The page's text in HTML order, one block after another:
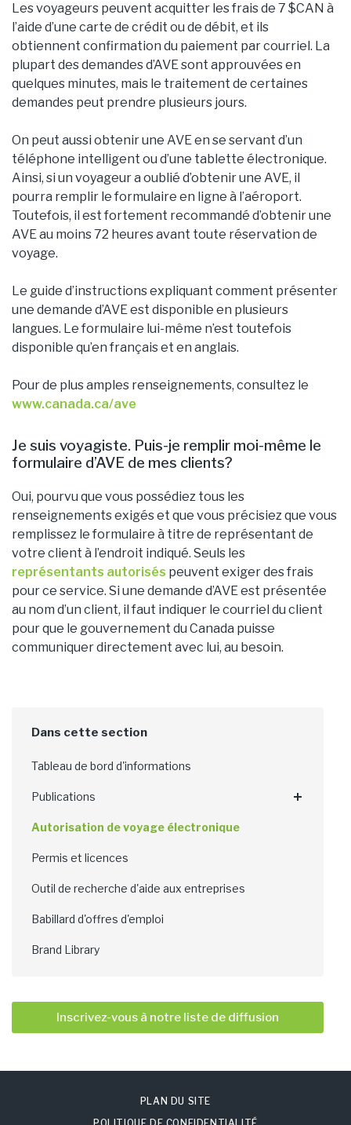
Les voyageurs peuvent acquitter les frais de 7 $CAN à
l’aide d’une carte de crédit ou de débit, et ils
obtiennent confirmation du paiement par courriel. La
plupart des demandes d’AVE sont approuvées en
quelques minutes, mais le traitement de certaines
demandes peut prendre plusieurs jours.
On peut aussi obtenir une AVE en se servant d’un
téléphone intelligent ou d’une tablette électronique.
Ainsi, si un voyageur a oublié d’obtenir une AVE, il
pourra remplir le formulaire en ligne à l’aéroport.
Toutefois, il est fortement recommandé d’obtenir une
AVE au moins 72 heures avant toute réservation de
voyage.
Le guide d’instructions expliquant comment présenter
une demande d’AVE est disponible en plusieurs
langues. Le formulaire lui-même n’est toutefois
disponible qu’en français et en anglais.
Pour de plus amples renseignements, consultez le
www.canada.ca/ave
Je suis voyagiste. Puis-je remplir moi-même le
formulaire d’AVE de mes clients?
Oui, pourvu que vous possédiez tous les
renseignements exigés et que vous précisiez que vous
remplissez le formulaire à titre de représentant de
votre client à l’endroit indiqué. Seuls les
représentants autorisés peuvent exiger des frais
pour ce service. Si une demande d’AVE est présentée
au nom d’un client, il faut indiquer le courriel du client
pour que le gouvernement du Canada puisse
communiquer directement avec lui, au besoin.
Tableau de bord d'informations
Publications
Autorisation de voyage électronique
Permis et licences
Outil de recherche d'aide aux entreprises
Babillard d'offres d'emploi
Brand Library
Inscrivez-vous à notre liste de diffusion
PLAN DU SITE